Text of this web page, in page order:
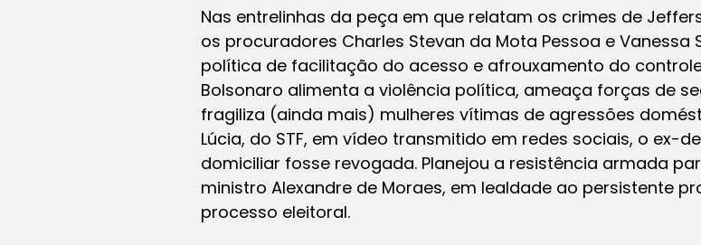
Nas entrelinhas da peça em que relatam os crimes de
os procuradores Charles Stevan da Mota Pessoa e Vanessa
política de facilitação do acesso e afrouxamento do
Bolsonaro alimenta a violência política, ameaça forças de
fragiliza (ainda mais) mulheres vítimas de agressões
Lúcia, do STF, em vídeo transmitido em redes sociais, o ex-
domiciliar fosse revogada. Planejou a resistência armada
ministro Alexandre de Moraes, em lealdade ao persistente
processo eleitoral.